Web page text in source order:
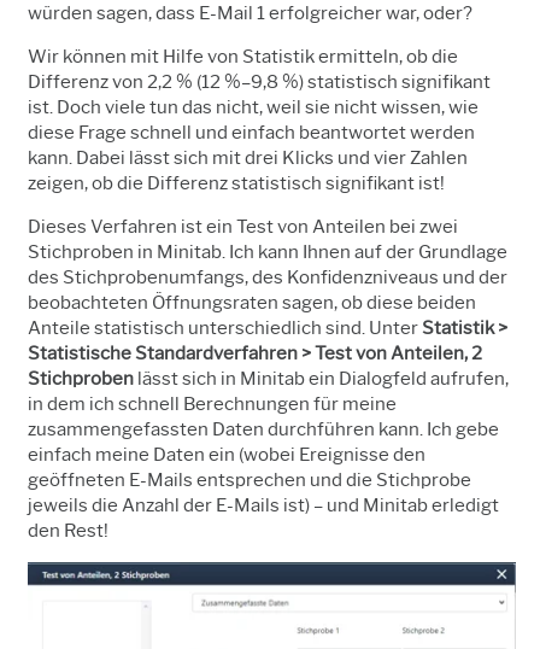
würden sagen, dass E-Mail 1 erfolgreicher war, oder?
Wir können mit Hilfe von Statistik ermitteln, ob die
Differenz von 2,2 % (12 %–9,8 %) statistisch signifikant
ist. Doch viele tun das nicht, weil sie nicht wissen, wie
diese Frage schnell und einfach beantwortet werden
kann. Dabei lässt sich mit drei Klicks und vier Zahlen
zeigen, ob die Differenz statistisch signifikant ist!
Dieses Verfahren ist ein Test von Anteilen bei zwei
Stichproben in Minitab. Ich kann Ihnen auf der Grundlage
des Stichprobenumfangs, des Konfidenzniveaus und der
beobachteten Öffnungsraten sagen, ob diese beiden
Anteile statistisch unterschiedlich sind. UnterStatistik >
Statistische Standardverfahren > Test von Anteilen, 2
Stichproben lässt sich in Minitab ein Dialogfeld aufrufen,
in dem ich schnell Berechnungen für meine
zusammengefassten Daten durchführen kann. Ich gebe
einfach meine Daten ein (wobei Ereignisse den
geöffneten E-Mails entsprechen und die Stichprobe
jeweils die Anzahl der E-Mails ist) – und Minitab erledigt
den Rest!